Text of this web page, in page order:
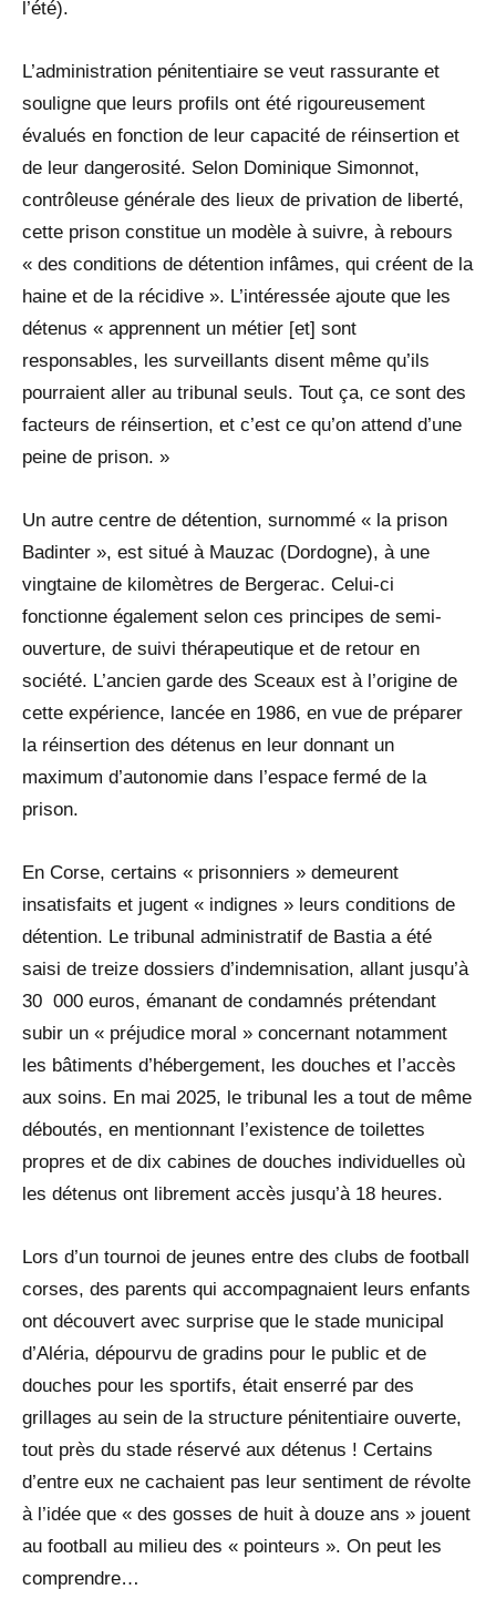
l’été).
L’administration pénitentiaire se veut rassurante et
souligne que leurs profils ont été rigoureusement
évalués en fonction de leur capacité de réinsertion et
de leur dangerosité. Selon Dominique Simonnot,
contrôleuse générale des lieux de privation de liberté,
cette prison constitue un modèle à suivre, à rebours
« des conditions de détention infâmes, qui créent de la
haine et de la récidive ». L’intéressée ajoute que les
détenus « apprennent un métier [et] sont
responsables, les surveillants disent même qu’ils
pourraient aller au tribunal seuls. Tout ça, ce sont des
facteurs de réinsertion, et c’est ce qu’on attend d’une
peine de prison. »
Un autre centre de détention, surnommé « la prison
Badinter », est situé à Mauzac (Dordogne), à une
vingtaine de kilomètres de Bergerac. Celui-ci
fonctionne également selon ces principes de semi-
ouverture, de suivi thérapeutique et de retour en
société. L’ancien garde des Sceaux est à l’origine de
cette expérience, lancée en 1986, en vue de préparer
la réinsertion des détenus en leur donnant un
maximum d’autonomie dans l’espace fermé de la
prison.
En Corse, certains « prisonniers » demeurent
insatisfaits et jugent « indignes » leurs conditions de
détention. Le tribunal administratif de Bastia a été
saisi de treize dossiers d’indemnisation, allant jusqu’à
30 000 euros, émanant de condamnés prétendant
subir un « préjudice moral » concernant notamment
les bâtiments d’hébergement, les douches et l’accès
aux soins. En mai 2025, le tribunal les a tout de même
déboutés, en mentionnant l’existence de toilettes
propres et de dix cabines de douches individuelles où
les détenus ont librement accès jusqu’à 18 heures.
Lors d’un tournoi de jeunes entre des clubs de football
corses, des parents qui accompagnaient leurs enfants
ont découvert avec surprise que le stade municipal
d’Aléria, dépourvu de gradins pour le public et de
douches pour les sportifs, était enserré par des
grillages au sein de la structure pénitentiaire ouverte,
tout près du stade réservé aux détenus ! Certains
d’entre eux ne cachaient pas leur sentiment de révolte
à l’idée que « des gosses de huit à douze ans » jouent
au football au milieu des « pointeurs ». On peut les
comprendre…